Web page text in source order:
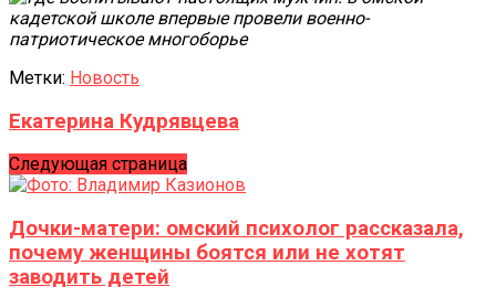
Метки: Новость
Екатерина Кудрявцева
Следующая страница
Дочки-матери: омский психолог рассказала,
почему женщины боятся или не хотят
заводить детей